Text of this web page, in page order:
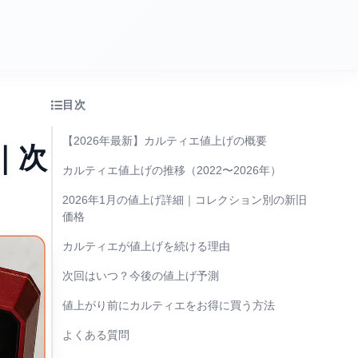
次
目次
【2026年最新】カルティエ値上げの概要
カルティエ値上げの推移（2022〜2026年）
2026年1月の値上げ詳細｜コレクション別の新旧
価格
カルティエが値上げを続ける理由
次回はいつ？今後の値上げ予測
値上がり前にカルティエをお得に買う方法
よくある質問